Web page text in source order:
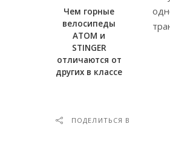
Чем горные
велосипеды
ATOM и
STINGER
отличаются от
других в классе
ПОДЕЛИТЬСЯ В